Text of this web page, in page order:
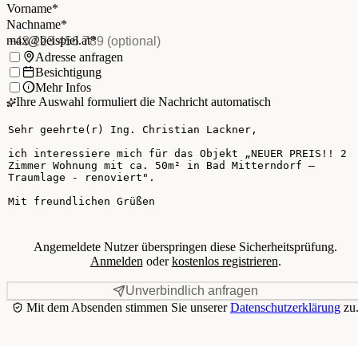
Vorname*
Nachname
Nachname*
E-Mail*(Pflichtfeld)
max@beispiel.at*
Telefon(optional)
Ich möchte:Adresse anfragen
Besichtigung
Mehr Infos
Ihre Auswahl formuliert die Nachricht automatisch
Ihre Nachricht
Angemeldete Nutzer überspringen diese Sicherheitsprüfung.
Anmelden oderkostenlos registrieren.
Unverbindlich anfragen
Mit dem Absenden stimmen Sie unsererDatenschutzerklärung zu.